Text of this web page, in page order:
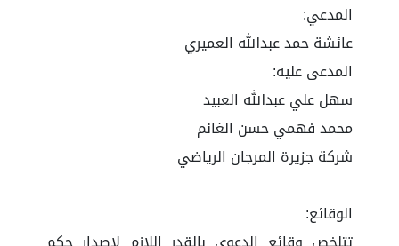
المدعي:
عائشة حمد عبدالله العميري
المدعى عليه:
سهل علي عبدالله العبيد
محمد فهمي حسن الغانم
شركة جزيرة المرجان الرياضي
الوقائع: